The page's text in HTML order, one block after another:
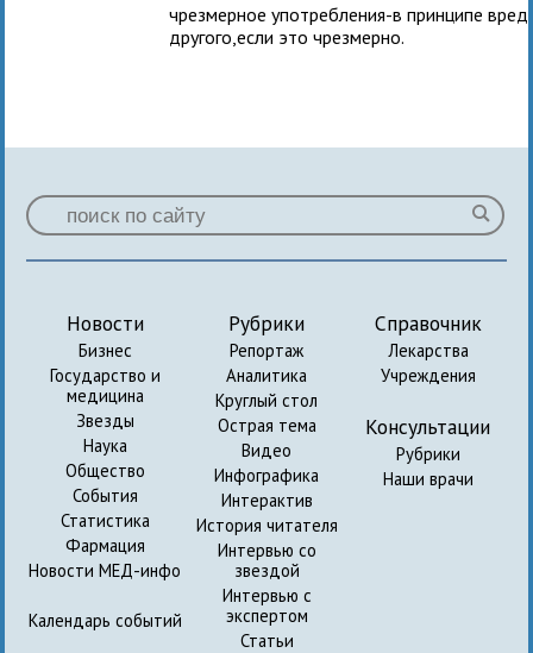
чрезмерное употребления-в принципе
другого,если это чрезмерно.
Новости
Бизнес
Государство и
медицина
Звезды
Наука
Общество
События
Статистика
Фармация
Новости МЕД-инфо
Календарь событий
Рубрики
Репортаж
Аналитика
Круглый стол
Острая тема
Видео
Инфографика
Интерактив
История читателя
Интервью со
звездой
Интервью с
экспертом
Статьи
Справочник
Лекарства
Учреждения
Консультации
Рубрики
Наши врачи